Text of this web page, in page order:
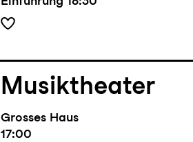
Musiktheater
Grosses Haus
17:00